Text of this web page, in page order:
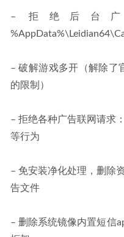
– 拒绝后台
– 破解游戏多开（解除了
的限制）
– 拒绝各种广告联网请求
等行为
– 免安装净化处理，删除
告文件
– 删除系统镜像内置短信